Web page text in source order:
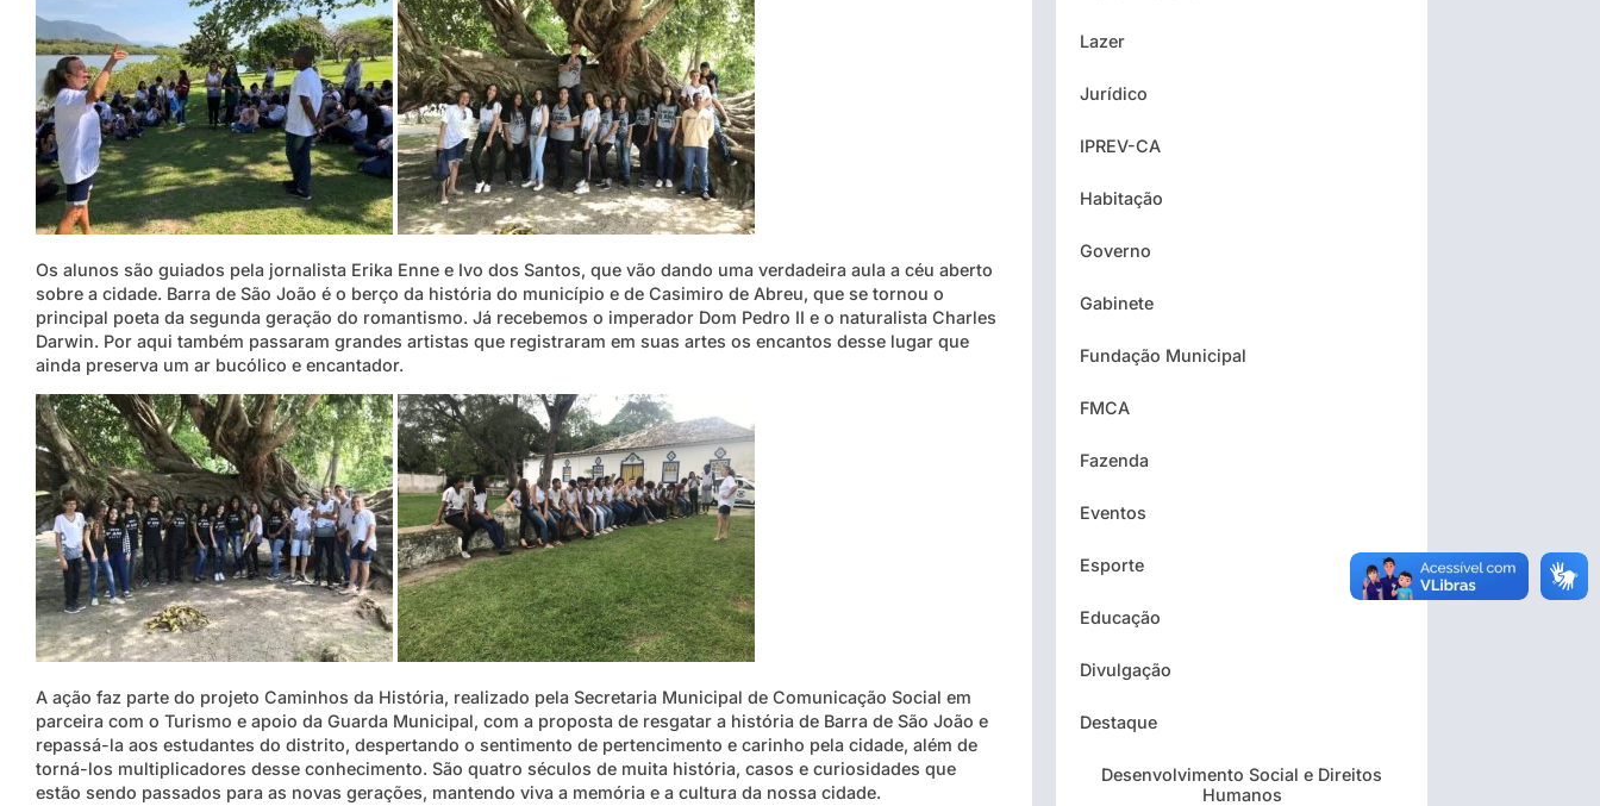
Os alunos são guiados pela jornalista Erika Enne e Ivo dos Santos, que vão dando uma verdadeira aula a céu aberto
sobre a cidade. Barra de São João é o berço da história do município e de Casimiro de Abreu, que se tornou o
principal poeta da segunda geração do romantismo. Já recebemos o imperador Dom Pedro II e o naturalista Charles
Darwin. Por aqui também passaram grandes artistas que registraram em suas artes os encantos desse lugar que
ainda preserva um ar bucólico e encantador.
A ação faz parte do projeto Caminhos da História, realizado pela Secretaria Municipal de Comunicação Social em
parceira com o Turismo e apoio da Guarda Municipal, com a proposta de resgatar a história de Barra de São João e
repassá-la aos estudantes do distrito, despertando o sentimento de pertencimento e carinho pela cidade, além de
torná-los multiplicadores desse conhecimento. São quatro séculos de muita história, casos e curiosidades que
estão sendo passados para as novas gerações, mantendo viva a memória e a cultura da nossa cidade.
Lazer
Jurídico
IPREV-CA
Habitação
Governo
Gabinete
Fundação Municipal
FMCA
Fazenda
Eventos
Esporte
Educação
Divulgação
Destaque
Desenvolvimento Social e Direitos
Humanos